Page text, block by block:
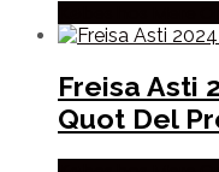
Freisa Asti
Quot Del